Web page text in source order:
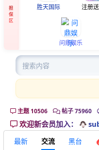
担
保
区
胜天国际 注册
问鼎娱乐
主题 10506 帖子75960
欢迎新会员加入：
最新
交流 黑台